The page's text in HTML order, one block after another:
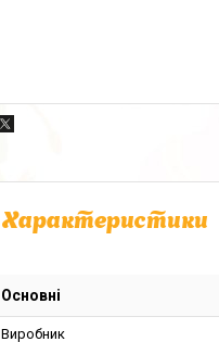
Характеристики
Основні
Виробник